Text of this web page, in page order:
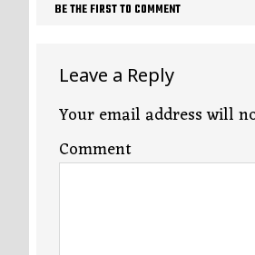
BE THE FIRST TO COMMENT
Leave a Reply
Your email address will
Comment